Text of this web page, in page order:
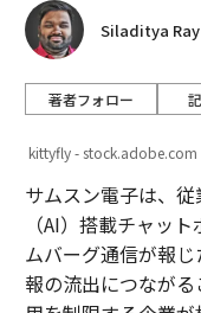
Siladitya
著者フォロー
kittyfly - stock.adobe.com
サムスン電子は、
（AI）搭載チャッ
ムバーグ通信が報
報の流出につなが